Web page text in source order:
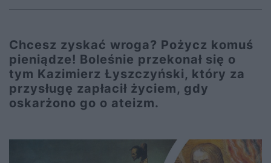
Chcesz zyskać wroga? Pożycz komuś
pieniądze! Boleśnie przekonał się o
tym Kazimierz Łyszczyński, który za
przysługę zapłacił życiem, gdy
oskarżono go o ateizm.